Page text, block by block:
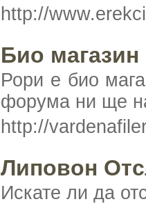
http://
Био
Рори е био
форума ни ще
http://
Липовон
Искате ли да